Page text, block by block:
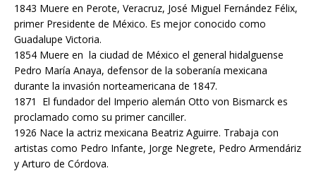
1843 Muere en Perote, Veracruz, José Miguel Fernández Félix,
primer Presidente de México. Es mejor conocido como
Guadalupe Victoria.
1854 Muere en la ciudad de México el general hidalguense
Pedro María Anaya, defensor de la soberanía mexicana
durante la invasión norteamericana de 1847.
1871 El fundador del Imperio alemán Otto von Bismarck es
proclamado como su primer canciller.
1926 Nace la actriz mexicana Beatriz Aguirre. Trabaja con
artistas como Pedro Infante, Jorge Negrete, Pedro Armendáriz
y Arturo de Córdova.